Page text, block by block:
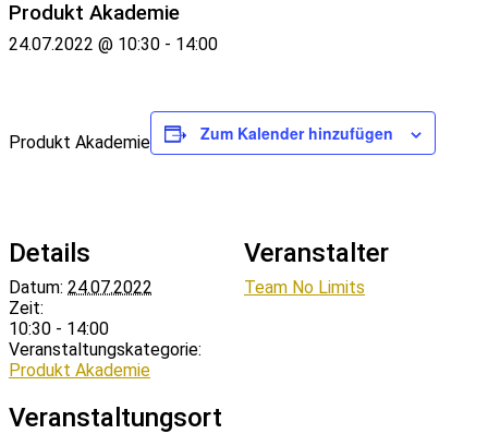
Produkt Akademie
24.07.2022 @ 10:30 - 14:00
Produkt Akademie Zum Kalender hinzufügen
Details
Datum: 24.07.2022
Zeit:
10:30 - 14:00
Veranstaltungskategorie:
Produkt Akademie
Veranstaltungsort
Veranstalter
Team No Limits